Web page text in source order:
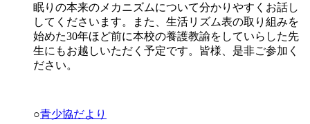
眠りの本来のメカニズムについて分かりやすくお話し
してくださいます。また、生活リズム表の取り組みを
始めた30年ほど前に本校の養護教諭をしていらした先
生にもお越しいただく予定です。皆様、是非ご参加く
ださい。
○青少協だより